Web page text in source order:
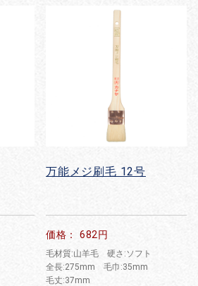
万能メジ刷毛 12号
価格： 682円
毛材質:山羊毛 硬さ:ソフト
全長:275mm 毛巾:35mm
毛丈:37mm